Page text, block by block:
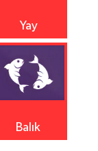
Yay
Balık